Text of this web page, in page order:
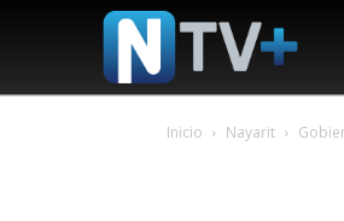
Inicio Nayarit